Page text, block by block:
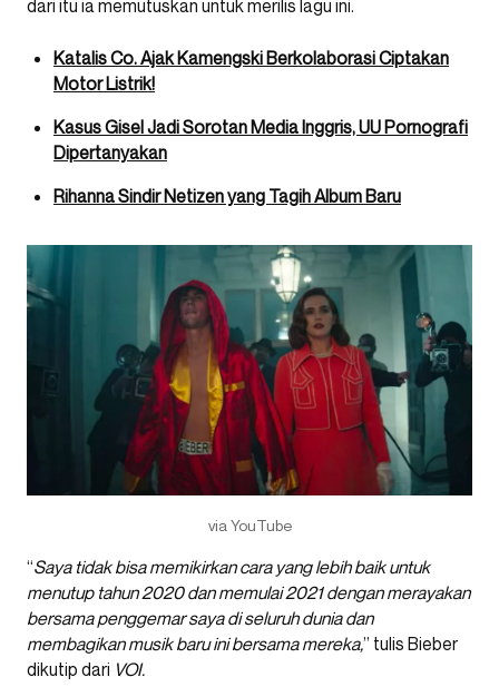
dari itu ia memutuskan untuk merilis lagu ini.
Katalis Co. Ajak Kamengski Berkolaborasi Ciptakan
Motor Listrik!
Kasus Gisel Jadi Sorotan Media Inggris, UU Pornografi
Dipertanyakan
Rihanna Sindir Netizen yang Tagih Album Baru
via YouTube
“Saya tidak bisa memikirkan cara yang lebih baik untuk
menutup tahun 2020 dan memulai 2021 dengan merayakan
bersama penggemar saya di seluruh dunia dan
membagikan musik baru ini bersama mereka,” tulis Bieber
dikutip dari VOI.